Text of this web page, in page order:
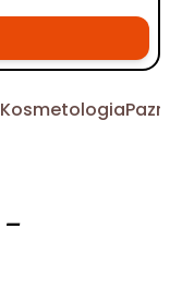
Kosmetologia
-